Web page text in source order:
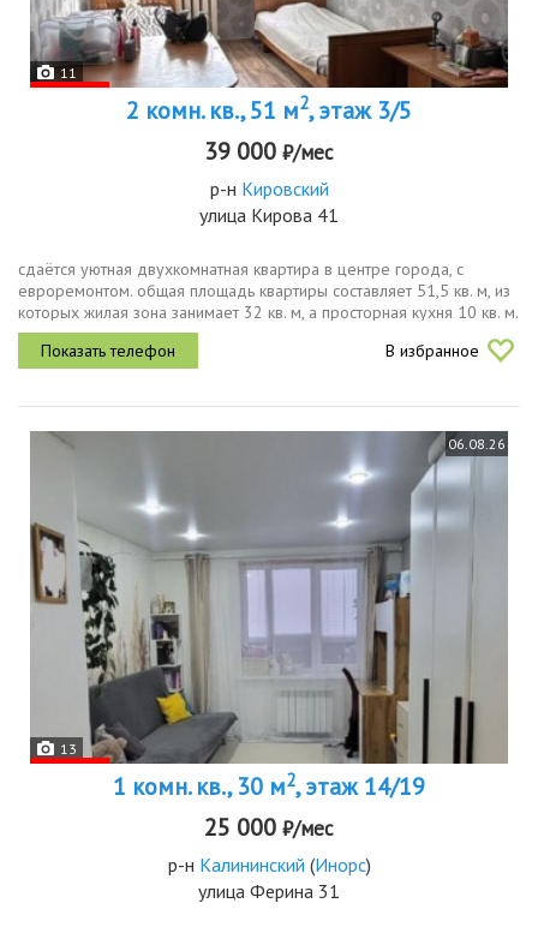
11
2 комн. кв., 51 м2, этаж 3/5
39 000 ₽/мес
р-н Кировский
улица Кирова 41
сдаётся уютная двухкомнатная квартира в центре города, с
евроремонтом. общая площадь квартиры составляет 51,5 кв. м, из
которых жилая зона занимает 32 кв. м, а просторная кухня 10 кв. м.
окна выходят как на улицу, так и во двор, что обеспечивает...
В избранное
06.08.26
13
1 комн. кв., 30 м2, этаж 14/19
25 000 ₽/мес
р-н Калининский (Инорс)
улица Ферина 31